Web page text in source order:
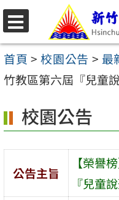
跳
至
主
要
容
區
選
單
首頁 > 校園公告 > 最
竹教區第六屆『兒童
校園公告
公告主旨
【榮譽
『兒童